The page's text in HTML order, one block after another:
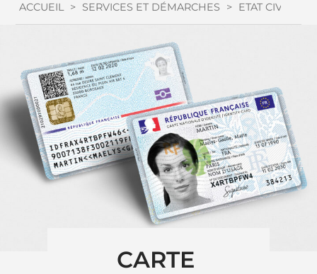
ACCUEIL > SERVICES ET DÉMARCHES > ETAT CIVIL
CARTE